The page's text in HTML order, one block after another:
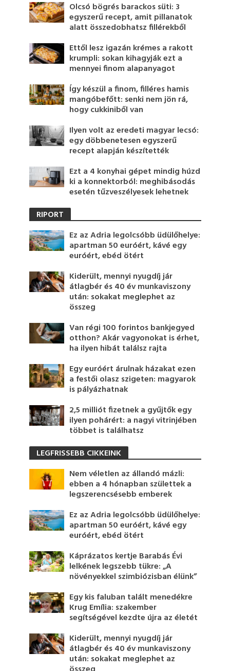
Olcsó bögrés barackos süti: 3
egyszerű recept, amit pillanatok
alatt összedobhatsz fillérekből
Ettől lesz igazán krémes a rakott
krumpli: sokan kihagyják ezt a
mennyei finom alapanyagot
Így készül a finom, filléres hamis
mangóbefőtt: senki nem jön rá,
hogy cukkiniből van
Ilyen volt az eredeti magyar lecsó:
egy döbbenetesen egyszerű
recept alapján készítették
Ezt a 4 konyhai gépet mindig húzd
ki a konnektorból: meghibásodás
esetén tűzveszélyesek lehetnek
RIPORT
Ez az Adria legolcsóbb üdülőhelye:
apartman 50 euróért, kávé egy
euróért, ebéd ötért
Kiderült, mennyi nyugdíj jár
átlagbér és 40 év munkaviszony
után: sokakat meglephet az
összeg
Van régi 100 forintos bankjegyed
otthon? Akár vagyonokat is érhet,
ha ilyen hibát találsz rajta
Egy euróért árulnak házakat ezen
a festői olasz szigeten: magyarok
is pályázhatnak
2,5 milliót fizetnek a gyűjtők egy
ilyen pohárért: a nagyi vitrinjében
többet is találhatsz
LEGFRISSEBB CIKKEINK
Nem véletlen az állandó mázli:
ebben a 4 hónapban születtek a
legszerencsésebb emberek
Ez az Adria legolcsóbb üdülőhelye:
apartman 50 euróért, kávé egy
euróért, ebéd ötért
Káprázatos kertje Barabás Évi
lelkének legszebb tükre: „A
növényekkel szimbiózisban élünk”
Egy kis faluban talált menedékre
Krug Emília: szakember
segítségével kezdte újra az életét
Kiderült, mennyi nyugdíj jár
átlagbér és 40 év munkaviszony
után: sokakat meglephet az